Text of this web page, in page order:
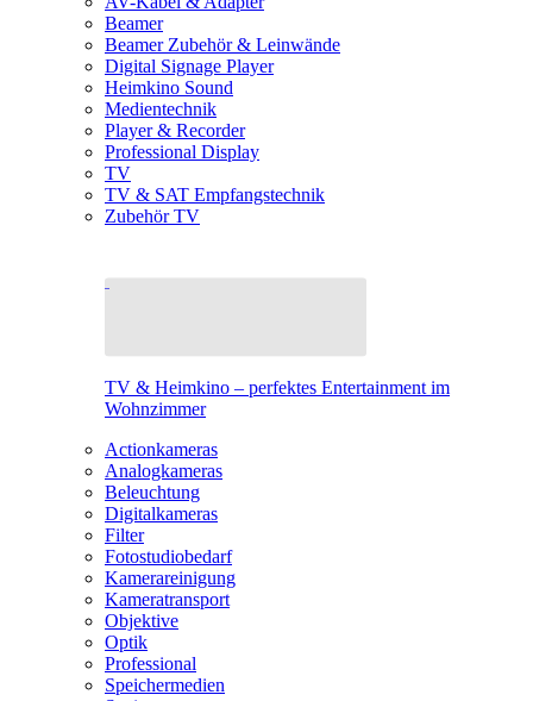
Beamer
Beamer Zubehör & Leinwände
Digital Signage Player
Heimkino Sound
Medientechnik
Player & Recorder
Professional Display
TV
TV & SAT Empfangstechnik
Zubehör TV
TV & Heimkino – perfektes Entertainment im
Wohnzimmer
Actionkameras
Analogkameras
Beleuchtung
Digitalkameras
Filter
Fotostudiobedarf
Kamerareinigung
Kameratransport
Objektive
Optik
Professional
Speichermedien